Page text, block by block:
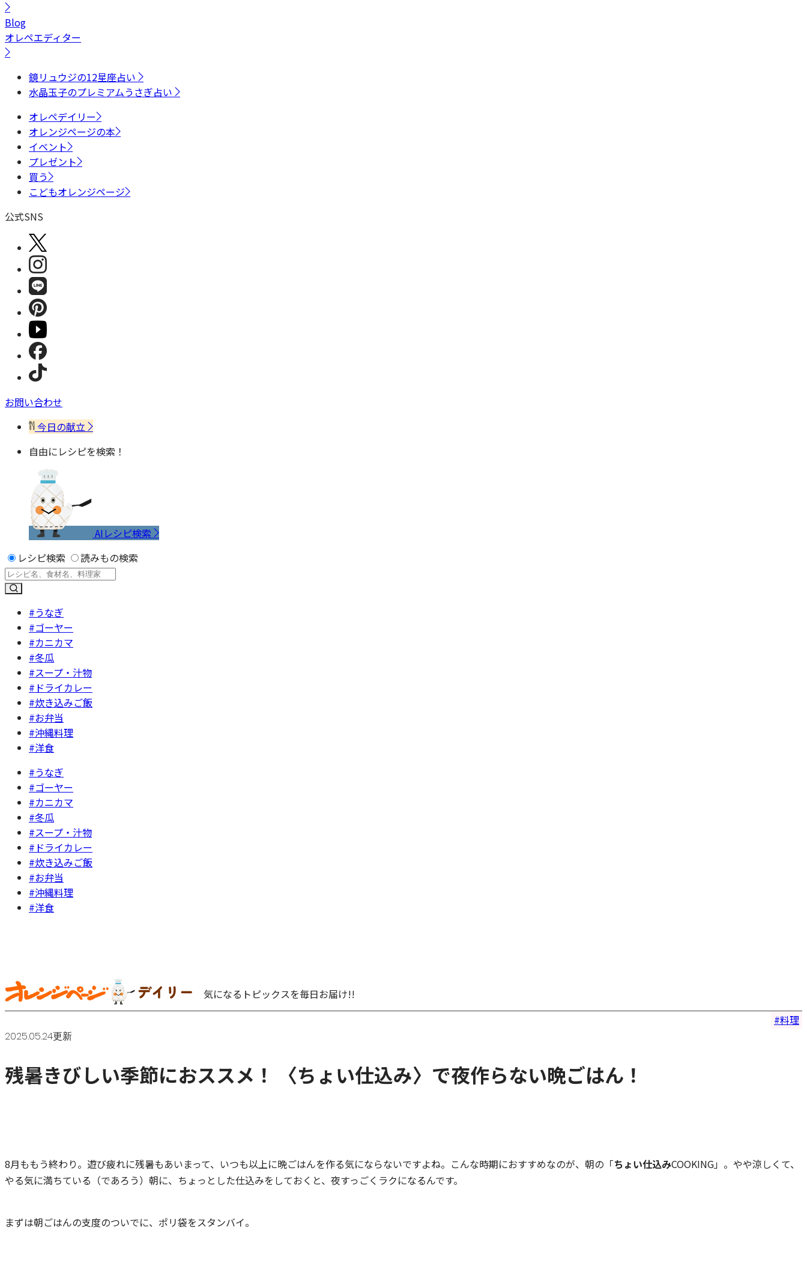
Blog
オレペエディター
鏡リュウジの12星座占い
水晶玉子のプレミアムうさぎ占い
オレペデイリー
オレンジページの本
イベント
プレゼント
買う
こどもオレンジページ
公式SNS
お問い合わせ
今日の献立
自由にレシピを検索！
AIレシピ検索
レシピ検索
読みもの検索
#うなぎ
#ゴーヤー
#カニカマ
#冬瓜
#スープ・汁物
#ドライカレー
#炊き込みご飯
#お弁当
#沖縄料理
#洋食
#うなぎ
#ゴーヤー
#カニカマ
#冬瓜
#スープ・汁物
#ドライカレー
#炊き込みご飯
#お弁当
#沖縄料理
#洋食
気になるトピックスを毎日お届け!!
料理
2025.05.24更新
残暑きびしい季節におススメ！ 〈ちょい仕込み〉で夜作らない晩ごはん！
8月ももう終わり。遊び疲れに残暑もあいまって、いつも以上に晩ごはんを作る気にならないですよね。こんな時期におすすめなのが、朝の「ちょい仕込みCOOKING」。やや涼しくて、
やる気に満ちている（であろう）朝に、ちょっとした仕込みをしておくと、夜すっごくラクになるんです。
まずは朝ごはんの支度のついでに、ポリ袋をスタンバイ。